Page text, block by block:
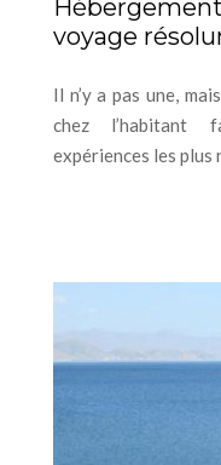
voyage
Il n’y a pas une,
chez l’habitant
expériences les plus